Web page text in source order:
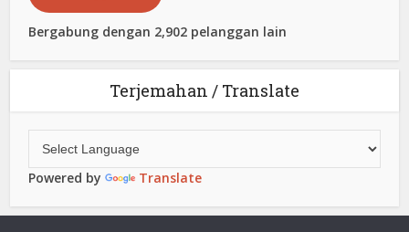
Bergabung dengan 2,902 pelanggan lain
Terjemahan / Translate
Powered by Translate